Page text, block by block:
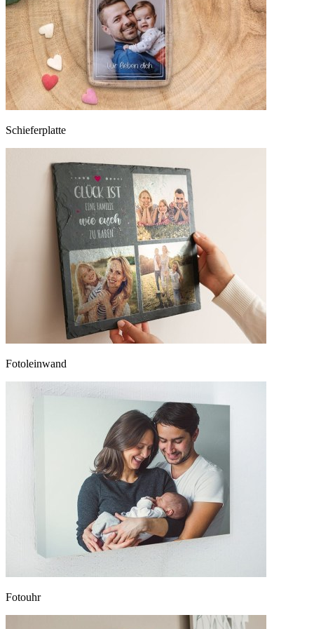
Schieferplatte
Fotoleinwand
Fotouhr